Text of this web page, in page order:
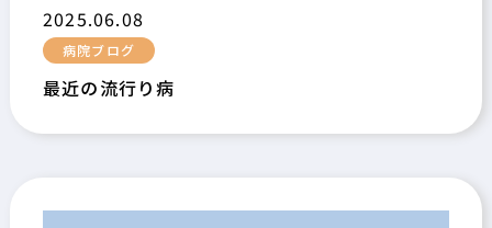
2025.06.08
病院ブログ
最近の流行り病